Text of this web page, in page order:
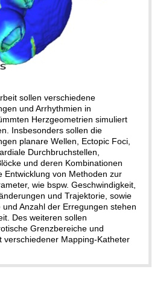
sollen verschiedene
und Arrhythmien in
Herzgeometrien simuliert
Insbesonders sollen die
planare Wellen, Ectopic Foci,
Durchbruchstellen,
und deren Kombinationen
Entwicklung von Methoden zur
wie bspw. Geschwindigkeit,
und Trajektorie, sowie
Anzahl der Erregungen stehen
Des weiteren sollen
Grenzbereiche und
verschiedener Mapping-Katheter